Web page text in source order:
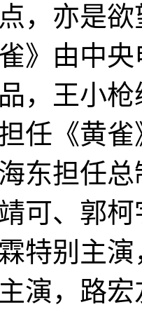
，亦是
》由中
，王小
任《黄
东担任
可、郭
特别主
演，路